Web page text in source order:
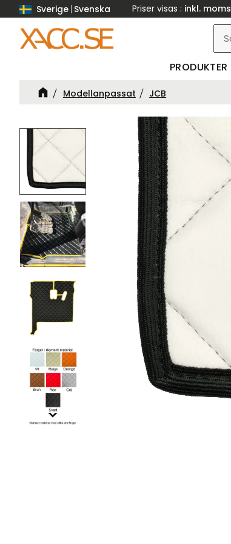
Sverige Svenska Priser visas inkl. moms
PRODUKTER
Modellanpassat JCB